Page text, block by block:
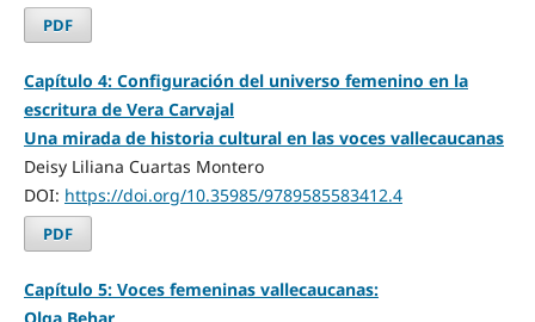
PDF
Capítulo 4: Configuración del universo femenino en la
escritura de Vera Carvajal
Una mirada de historia cultural en las voces vallecaucanas
Deisy Liliana Cuartas Montero
DOI: https://doi.org/10.35985/9789585583412.4
PDF
Capítulo 5: Voces femeninas vallecaucanas: